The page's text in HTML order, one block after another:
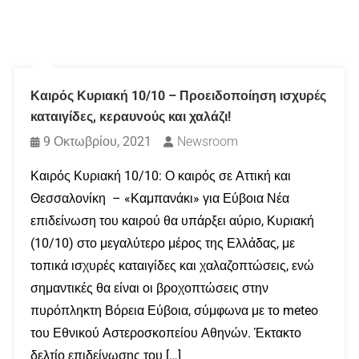
Καιρός Κυριακή 10/10 – Προειδοποίηση ισχυρές
καταιγίδες, κεραυνούς και χαλάζι!
9 Οκτωβρίου, 2021
Newsroom
Καιρός Κυριακή 10/10: Ο καιρός σε Αττική και
Θεσσαλονίκη – «Καμπανάκι» για Εύβοια Νέα
επιδείνωση του καιρού θα υπάρξει αύριο, Κυριακή
(10/10) στο μεγαλύτερο μέρος της Ελλάδας, με
τοπικά ισχυρές καταιγίδες και χαλαζοπτώσεις, ενώ
σημαντικές θα είναι οι βροχοπτώσεις στην
πυρόπληκτη Βόρεια Εύβοια, σύμφωνα με το meteo
του Εθνικού Αστεροσκοπείου Αθηνών. Έκτακτο
δελτίο επιδείνωσης του […]